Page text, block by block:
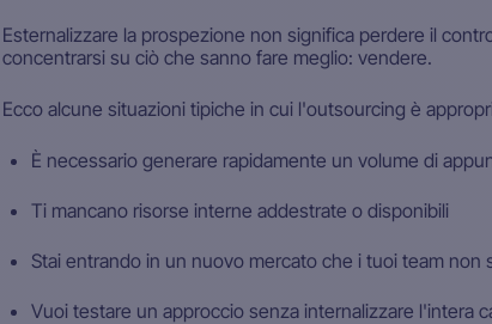
Esternalizzare la prospezione non significa perdere il
concentrarsi su ciò che sanno fare meglio: vendere.
Ecco alcune situazioni tipiche in cui l'outsourcing è
È necessario generare rapidamente un volume di
Ti mancano risorse interne addestrate o disponibili
Stai entrando in un nuovo mercato che i tuoi team non
Vuoi testare un approccio senza internalizzare l'intera